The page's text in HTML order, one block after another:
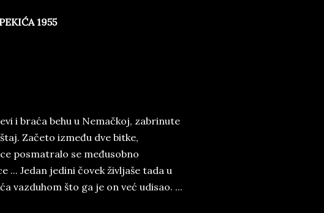
1955
i braća behu u Nemačkoj, zabrinute
Začeto između dve bitke,
posmatralo se međusobno
... Jedan jedini čovek življaše tada u
vazduhom što ga je on već udisao. ...